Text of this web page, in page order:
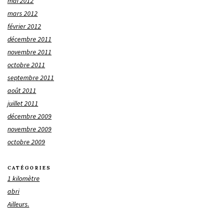
mars 2012
février 2012
décembre 2011
novembre 2011
octobre 2011
septembre 2011
août 2011
juillet 2011
décembre 2009
novembre 2009
octobre 2009
CATÉGORIES
1 kilomètre
abri
Ailleurs.